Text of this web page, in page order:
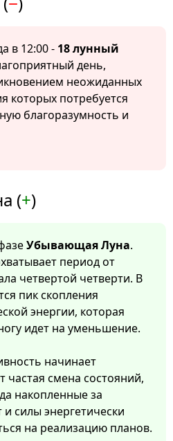
в 12:00 - 18 лунный
день,
неожиданных
которых потребуется
благоразумность и
(+)
Убывающая Луна.
период от
четвертой четверти. В
пик скопления
энергии, которая
идет на уменьшение.
начинает
частая смена состояний,
накопленные за
силы энергетически
на реализацию планов.